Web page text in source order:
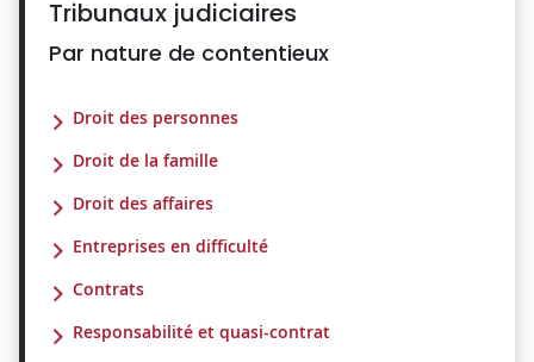
Tribunaux judiciaires
Par nature de contentieux
Droit des personnes
Droit de la famille
Droit des affaires
Entreprises en difficulté
Contrats
Responsabilité et quasi-contrat